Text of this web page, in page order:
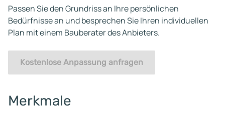
Passen Sie den Grundriss an Ihre persönlichen
Bedürfnisse an und besprechen Sie Ihren individuellen
Plan mit einem Bauberater des Anbieters.
Kostenlose Anpassung anfragen
Merkmale